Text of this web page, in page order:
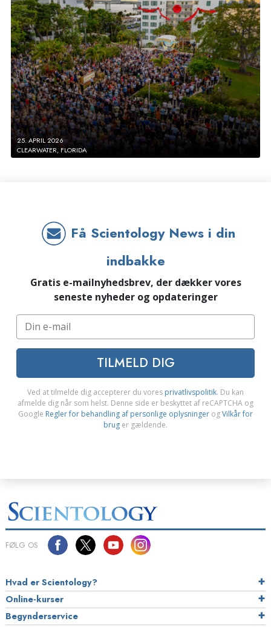
25. APRIL 2026
CLEARWATER, FLORIDA
Få Scientology News i din
indbakke
Gratis e-mailnyhedsbrev, der dækker vores
seneste nyheder og opdateringer
TILMELD DIG
Ved at tilmelde dig accepterer du vores privatlivspolitik. Du kan
afmelde dig når som helst. Denne side er beskyttet af reCAPTCHA og
Google Regler for behandling af personlige oplysninger ogVilkår for
brug er gældende.
FØLG OS
Hvad er Scientology?
Online-kurser
Begynderservice